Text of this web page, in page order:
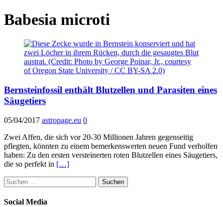
Babesia microti
Bernsteinfossil enthält Blutzellen und Parasiten eines
Säugetiers
05/04/2017 astropage.eu 0
Zwei Affen, die sich vor 20-30 Millionen Jahren gegenseitig
pflegten, könnten zu einem bemerkenswerten neuen Fund verholfen
haben: Zu den ersten versteinerten roten Blutzellen eines Säugetiers,
die so perfekt in […]
Suchen
nach:
Social Media